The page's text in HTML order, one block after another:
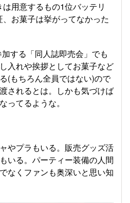
用意するもの1位バッテリ
お菓子は挙がってなかった
する「同人誌即売会」でも
入れや挨拶としてお菓子など
(もちろん全員ではない)ので
されるとは。しかも気づけば
ってるような。
やプラもいる。販売グッズ活
いる。パーティー装備の人間
なくファンも奥深いと思い知